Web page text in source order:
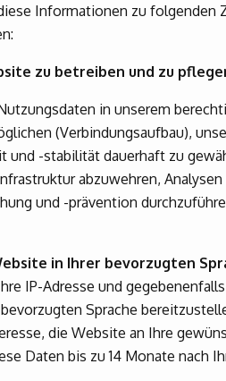
Informationen zu folgenden
zu betreiben und zu
in unserem
(Verbindungsaufbau),
und -stabilität dauerhaft zu
abzuwehren,
und -prävention
in Ihrer bevorzugten
IP-Adresse und
Sprache
die Website an Ihre
Daten bis zu 14 Monate nach